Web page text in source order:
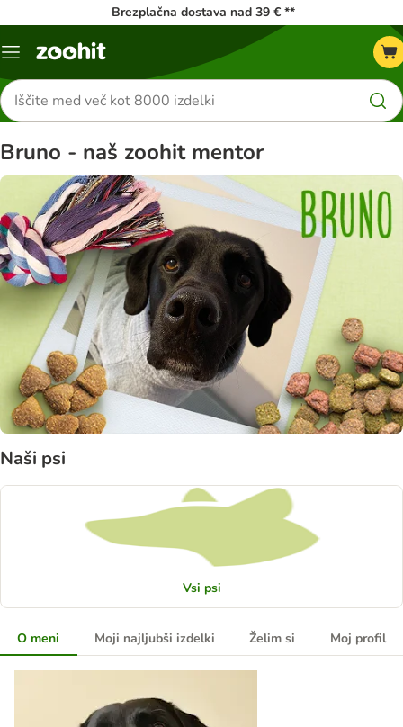
Brezplačna dostava nad 39 € **
Meni
Iskanje
izdelkov
Bruno - naš zoohit mentor
Naši psi
Vsi psi
O meni Moji najljubši izdelki Želim si Moj profil